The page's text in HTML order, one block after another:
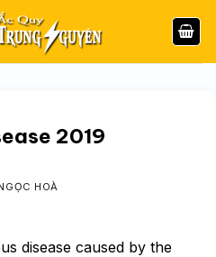
2019
HOÀ
disease caused by the